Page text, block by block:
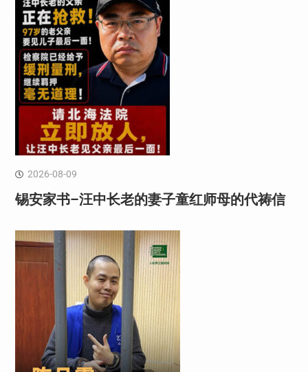
2026-08-09
锡安家书–汪中长老的妻子童红⁩师母的代祷信